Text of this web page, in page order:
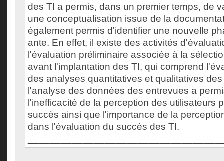
des TI a permis, dans un premier temps, de
une conceptualisation issue de la
également permis d'identifier une nouvelle
ante. En effet, il existe des activités
l'évaluation préliminaire associée à la
avant l'implantation des TI, qui comprend
des analyses quantitatives et qualitatives
l'analyse des données des entrevues a
l'inefficacité de la perception des utilisateurs
succès ainsi que l'importance de la
dans l'évaluation du succès des TI.